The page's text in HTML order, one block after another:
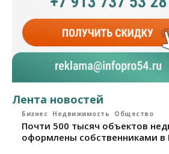
Лента новостей
Бизнес Недвижимость Общество
Почти 500 тысяч объектов
оформлены собственниками в